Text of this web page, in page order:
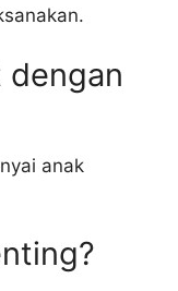
dengan
anak